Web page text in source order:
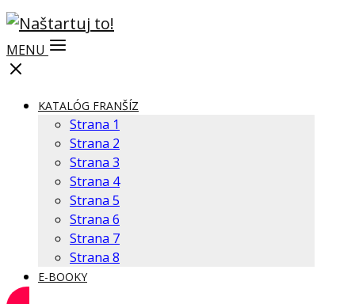
MENU
KATALÓG FRANŠÍZ
Strana 1
Strana 2
Strana 3
Strana 4
Strana 5
Strana 6
Strana 7
Strana 8
E-BOOKY